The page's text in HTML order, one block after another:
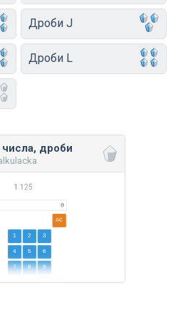
Дроби J
Дроби L
числа, дроби